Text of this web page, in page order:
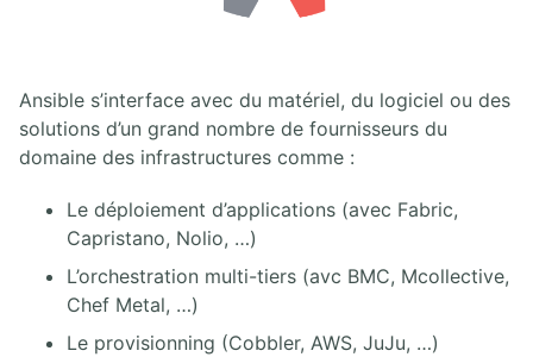
Ansible s’interface avec du matériel, du logiciel ou des
solutions d’un grand nombre de fournisseurs du
domaine des infrastructures comme :
Le déploiement d’applications (avec Fabric,
Capristano, Nolio, …)
L’orchestration multi-tiers (avc BMC, Mcollective,
Chef Metal, …)
Le provisionning (Cobbler, AWS, JuJu, …)